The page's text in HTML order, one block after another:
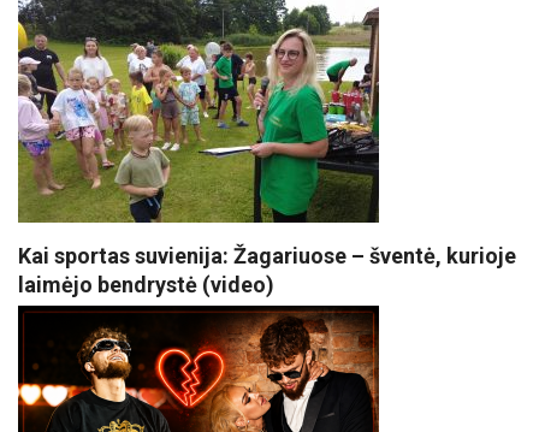
Kai sportas suvienija: Žagariuose – šventė, kurioje
laimėjo bendrystė (video)